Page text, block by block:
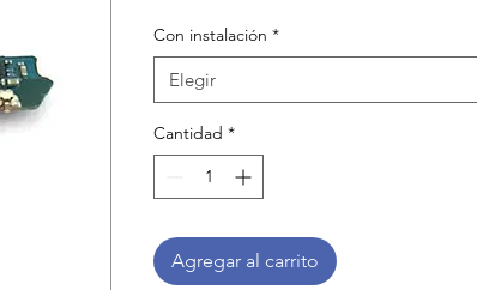
Con instalación *
Elegir
Cantidad *
Agregar al carrito